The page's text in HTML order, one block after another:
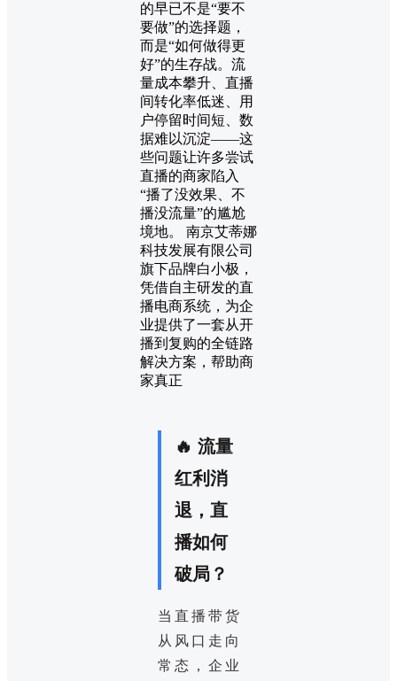
的早已不是“要不
要做”的选择题，
而是“如何做得更
好”的生存战。流
量成本攀升、直播
间转化率低迷、用
户停留时间短、数
据难以沉淀——这
些问题让许多尝试
直播的商家陷入
“播了没效果、不
播没流量”的尴尬
境地。 南京艾蒂娜
科技发展有限公司
旗下品牌白小极，
凭借自主研发的直
播电商系统，为企
业提供了一套从开
播到复购的全链路
解决方案，帮助商
家真正
🔥 流量
红利消
退，直
播如何
破局？
当直播带货
从风口走向
常态，企业